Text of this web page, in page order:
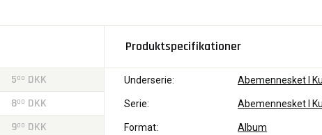
500 DKK
800 DKK
900 DKK
Produktspecifikationer
Underserie: Abemennesket I
Serie: Abemennesket I
Format: Album